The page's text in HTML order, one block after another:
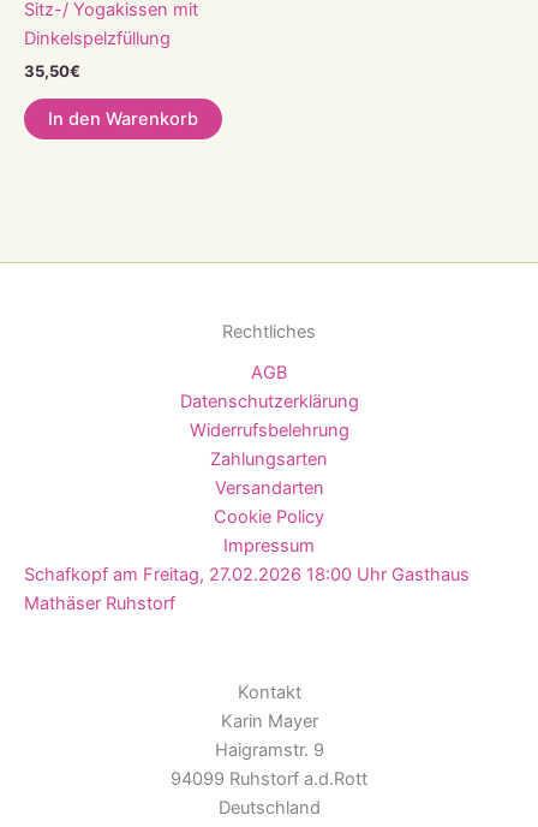
Sitz-/ Yogakissen mit
Dinkelspelzfüllung
35,50€
In den Warenkorb
Rechtliches
AGB
Datenschutzerklärung
Widerrufsbelehrung
Zahlungsarten
Versandarten
Cookie Policy
Impressum
Schafkopf am Freitag, 27.02.2026 18:00 Uhr Gasthaus
Mathäser Ruhstorf
Kontakt
Karin Mayer
Haigramstr. 9
94099 Ruhstorf a.d.Rott
Deutschland